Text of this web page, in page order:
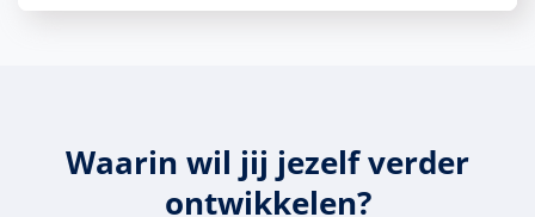
Waarin wil jij jezelf verder
ontwikkelen?